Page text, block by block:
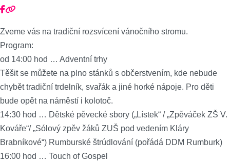
Zveme vás na tradiční rozsvícení vánočního stromu.
Program:
od 14:00 hod … Adventní trhy
Těšit se můžete na plno stánků s občerstvením, kde nebude
chybět tradiční trdelník, svařák a jiné horké nápoje. Pro děti
bude opět na náměstí i kolotoč.
14:30 hod … Dětské pěvecké sbory („Lístek“ / „Zpěváček ZŠ V.
Kováře“/ „Sólový zpěv žáků ZUŠ pod vedením Kláry
Brabníkové“) Rumburské štrúdlování (pořádá DDM Rumburk)
16:00 hod … Touch of Gospel